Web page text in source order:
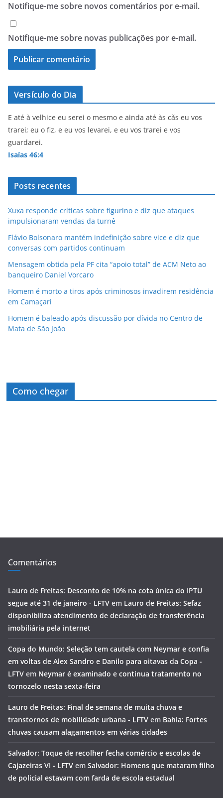
Notifique-me sobre novos comentários por e-mail.
Notifique-me sobre novas publicações por e-mail.
Versículo do Dia
E até à velhice eu serei o mesmo e ainda até às cãs eu vos
trarei; eu o fiz, e eu vos levarei, e eu vos trarei e vos
guardarei.
Isaías 46:4
Posts recentes
Xuxa responde críticas sobre figurino e diz que ataques
impulsionaram vendas da turnê
Flávio Bolsonaro mantém indefinição sobre vice e diz que
conversas com partidos continuam
Mensagem obtida pela PF cita “apoio total” de ACM Neto ao
banqueiro Daniel Vorcaro
Homem é morto a tiros após criminosos invadirem residência
em Camaçari
Homem é baleado após discussão por dívida no Centro de
Mata de São João
Como chegar
Comentários
Lauro de Freitas: Desconto de 10% na cota única do IPTU
segue até 31 de janeiro - LFTV em Lauro de Freitas: Sefaz
disponibiliza atendimento de declaração de transferência
imobiliária pela internet
Copa do Mundo: Seleção tem cautela com Neymar e confia
em voltas de Alex Sandro e Danilo para oitavas da Copa -
LFTV em Neymar é examinado e continua tratamento no
tornozelo nesta sexta-feira
Lauro de Freitas: Final de semana de muita chuva e
transtornos de mobilidade urbana - LFTV em Bahia: Fortes
chuvas causam alagamentos em várias cidades
Salvador: Toque de recolher fecha comércio e escolas de
Cajazeiras VI - LFTV em Salvador: Homens que mataram filho
de policial estavam com farda de escola estadual